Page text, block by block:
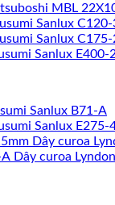
MBL
Sanlux C120-
Sanlux C175-
Sanlux E400-
Sanlux B71-A
Sanlux E275-
Dây curoa
Dây curoa